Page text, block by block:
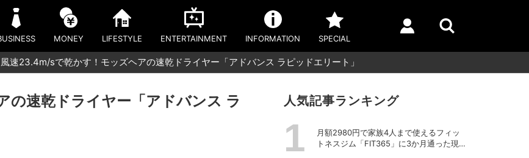
MONEY LIFESTYLE ENTERTAINMENT INFORMATION SPECIAL
風速23.4m/sで乾かす！モッズヘアの速乾ドライヤー「アドバンス ラピッドエリート」
速乾ドライヤー「アドバンス ラ
人気記事ランキング
月額2980円で家族4人まで使えるフィッ
トネスジム「FIT365」に3か月通った現在